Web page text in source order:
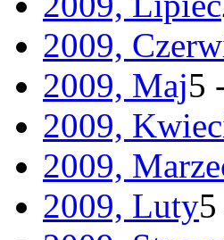
2009,
2009, Maj5
2009,
2009,
2009, Luty